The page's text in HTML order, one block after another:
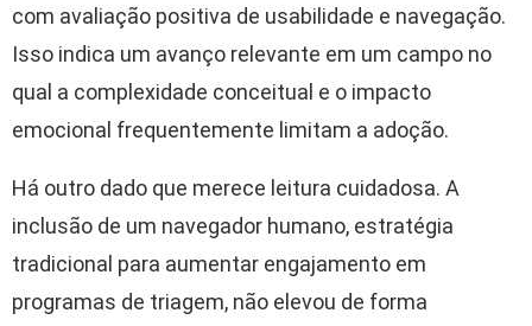
com avaliação positiva de usabilidade e navegação.
Isso indica um avanço relevante em um campo no
qual a complexidade conceitual e o impacto
emocional frequentemente limitam a adoção.
Há outro dado que merece leitura cuidadosa. A
inclusão de um navegador humano, estratégia
tradicional para aumentar engajamento em
programas de triagem, não elevou de forma